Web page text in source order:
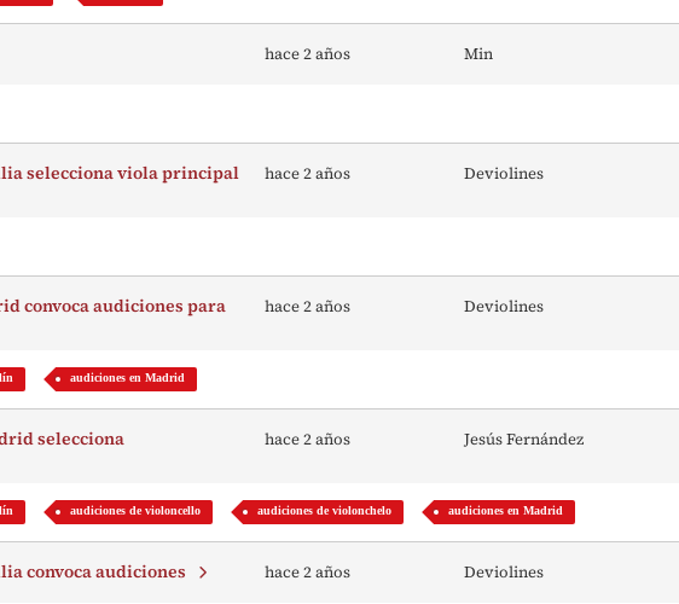
hace 2 años Min
selecciona viola principal hace 2 años Deviolines
convoca audiciones para
hace 2 años Deviolines
audiciones en Madrid
selecciona
hace 2 años Jesús Fernández
audiciones de violoncello audiciones de violonchelo audiciones en Madrid
convoca audiciones hace 2 años Deviolines